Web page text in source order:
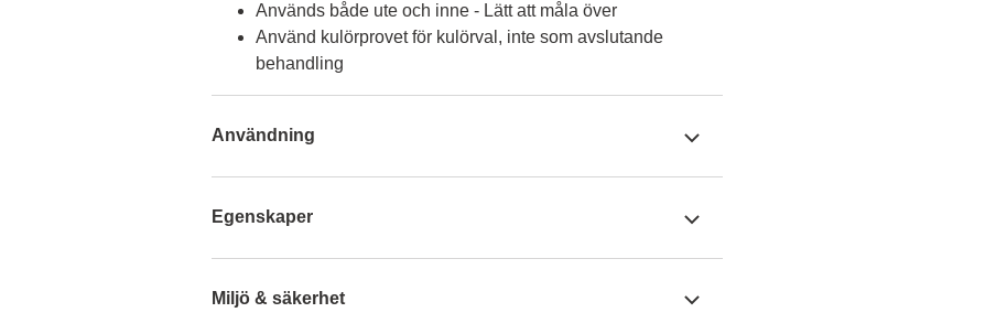
Används både ute och inne - Lätt att måla över
Använd kulörprovet för kulörval, inte som avslutande
behandling
Användning
Egenskaper
Miljö & säkerhet